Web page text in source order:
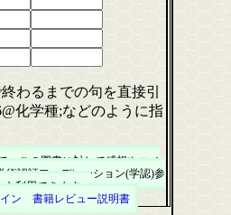
わるまでの句を直接引
化学種;などのように指
、この図書に対して感想やコメ
術認証フェデレーション(学認)参
ら利用できます。
ン
書籍レビュー説明書